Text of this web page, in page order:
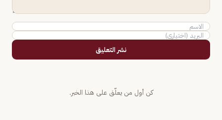
نشر التعليق
كن أول من يعلّق على هذا الخبر.